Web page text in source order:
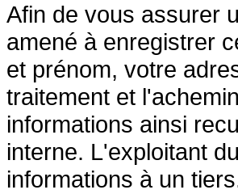
Afin de vous assurer
amené à enregistrer
et prénom, votre
traitement et
informations ainsi
interne. L'exploitant
informations à un